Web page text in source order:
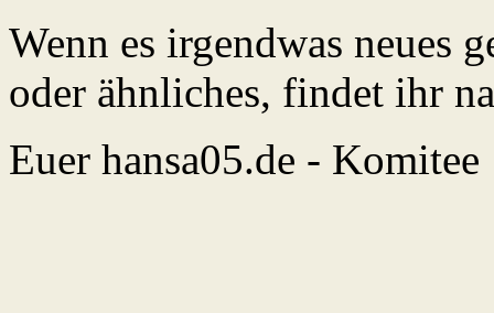
Wenn es irgendwas neues
oder ähnliches, findet ihr
Euer hansa05.de - Komitee